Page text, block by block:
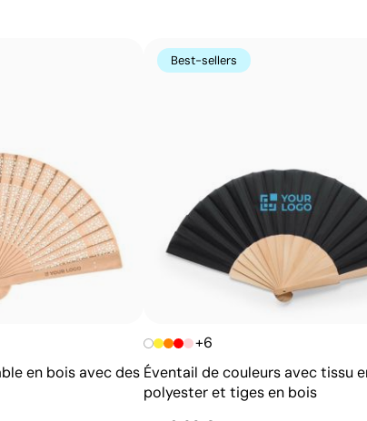
Possibilité d’impression avec couleurs Pantone®
en bois avec des
Best-sellers
+6
Éventail de couleurs avec tissu
polyester et tiges en bois